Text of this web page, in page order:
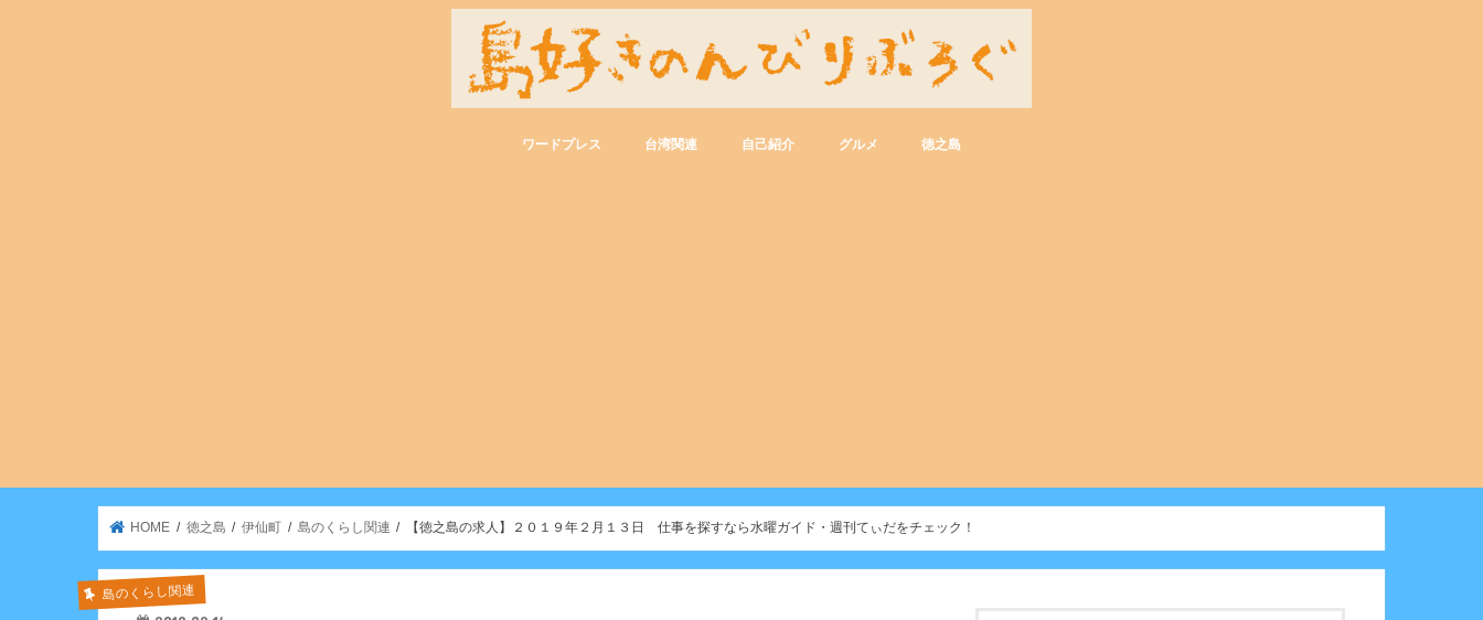
ワードプレス 台湾関連 自己紹介 グルメ 徳之島
HOME 徳之島 伊仙町 島のくらし関連 【徳之島の求人】２０１９年２月１３日 仕事を探すなら水曜ガイド・週刊てぃだをチェック！
島のくらし関連